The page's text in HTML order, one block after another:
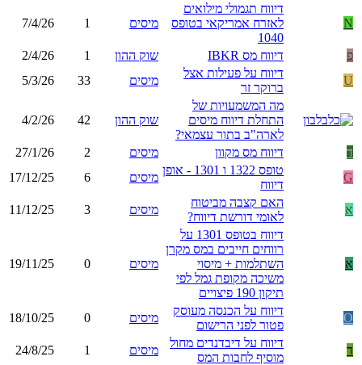
N
דיווח תגמולי מילואים
לאזרח אמריקאי בטופס
1040
מיסים 1
7/4/26
פ דיווח מס IBKR שוק ההון 1
2/4/26
U
דיווח על פעילות אצל
ברוקר זר
מיסים 33
5/3/26
מה המשמעויות של
התחלת דיווח מיסים
לארה"ב בתור עצמאי?
שוק ההון 42
4/2/26
ד דיווח מס מקוון מיסים 2
27/1/26
G
טופס 1322 ו 1301 - אופן
דיווח
מיסים 6
17/12/25
א
האם קצבה מביטוח
לאומי דורשת דיווח?
מיסים 3
11/12/25
א
דיווח בטופס 1301 על
רווחים חייבים במס מקרן
השתלמות + מיסוי
משיכה מקופת גמל לפי
תיקון 190 פיצויים
מיסים 0
19/11/25
O
דיווח על הכנסה מעוסק
פטור לפני הרישום
מיסים 0
18/10/25
ד
דיווח על דיבדנדים מחול
מוסיף לחבות המס
מיסים 1
24/8/25